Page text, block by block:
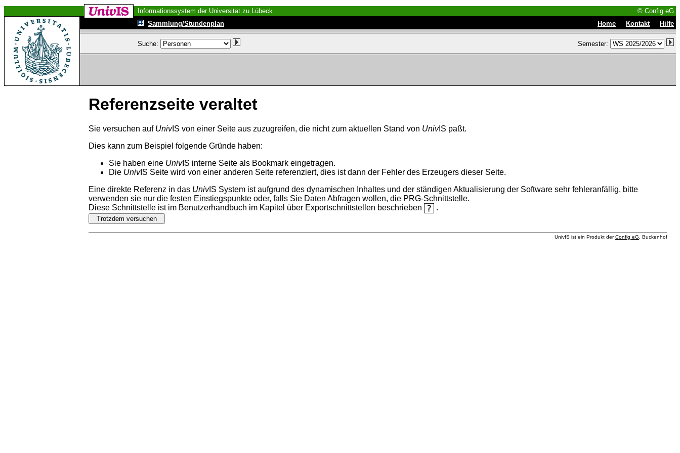
Informationssystem der Universität zu Lübeck
© Config eG
Sammlung/Stundenplan
Home Kontakt Hilfe
Suche: Semester:
Referenzseite veraltet
Sie versuchen auf UnivIS von einer Seite aus zuzugreifen, die nicht zum aktuellen Stand von UnivIS paßt.
Dies kann zum Beispiel folgende Gründe haben:
Sie haben eine UnivIS interne Seite als Bookmark eingetragen.
Die UnivIS Seite wird von einer anderen Seite referenziert, dies ist dann der Fehler des Erzeugers dieser Seite.
Eine direkte Referenz in das UnivIS System ist aufgrund des dynamischen Inhaltes und der ständigen Aktualisierung der Software sehr fehleranfällig, bitte
verwenden sie nur die festen Einstiegspunkte oder, falls Sie Daten Abfragen wollen, die PRG-Schnittstelle.
Diese Schnittstelle ist im Benutzerhandbuch im Kapitel über Exportschnittstellen beschrieben
.
UnivIS ist ein Produkt derConfig eG , Buckenhof